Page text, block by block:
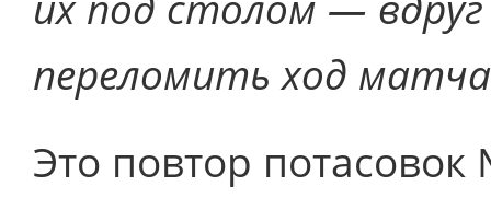
переломить ход
Это повтор